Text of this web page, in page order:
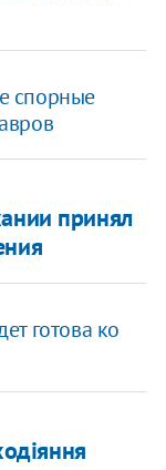
спорные
принял
готова ко